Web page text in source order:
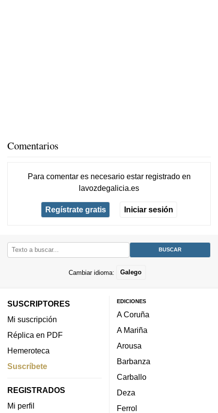
Comentarios
Para comentar es necesario estar registradoen
lavozdegalicia.es
Regístrate gratis Iniciar sesión
Cambiar idioma: Galego
SUSCRIPTORES
Mi suscripción
Réplica en PDF
Hemeroteca
Suscríbete
REGISTRADOS
Mi perfil
EDICIONES
A Coruña
A Mariña
Arousa
Barbanza
Carballo
Deza
Ferrol